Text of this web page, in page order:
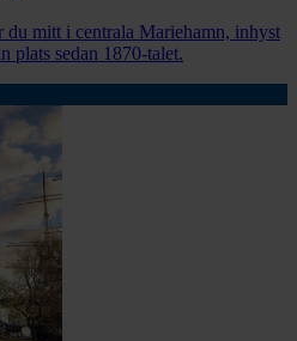
mitt i centrala Mariehamn, inhyst
plats sedan 1870-talet.